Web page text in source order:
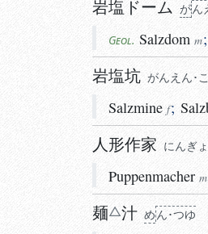
岩塩ドーム がん
Geol. Salzdom m;
岩塩坑 がんえん･
Salzmine f;
人形作家 にんぎ
Puppenmacher m
麺 汁 めん･つゆ